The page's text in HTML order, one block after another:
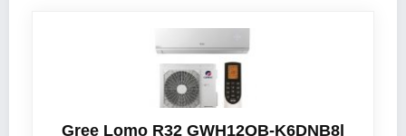
Gree Lomo R32 GWH12QB-K6DNB8l